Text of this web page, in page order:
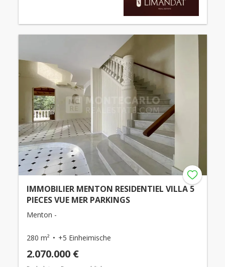
IMMOBILIER MENTON RESIDENTIEL VILLA 5
PIECES VUE MER PARKINGS
Menton -
280 m² +5 Einheimische
2.070.000 €